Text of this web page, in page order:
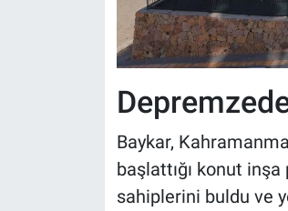
Baykar,
başlattığı konut
sahiplerini buldu ve